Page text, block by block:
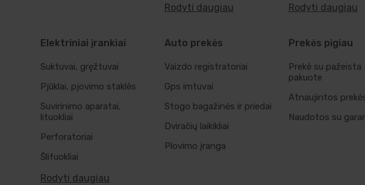
Rodyti daugiau Rodyti daugiau
Elektriniai įrankiai
Suktuvai, gręžtuvai
Pjūklai, pjovimo staklės
Suvirinimo aparatai,
lituokliai
Perforatoriai
Šlifuokliai
Rodyti daugiau
Auto prekės
Vaizdo registratoriai
Gps imtuvai
Stogo bagažinės ir priedai
Dviračių laikikliai
Plovimo įranga
Prekės pigiau
Prekė su pažeista
pakuote
Atnaujintos
Naudotos su